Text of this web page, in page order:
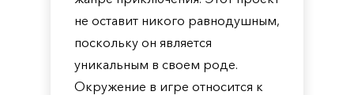
не оставит никого равнодушным,
поскольку он является
уникальным в своем роде.
Окружение в игре относится к